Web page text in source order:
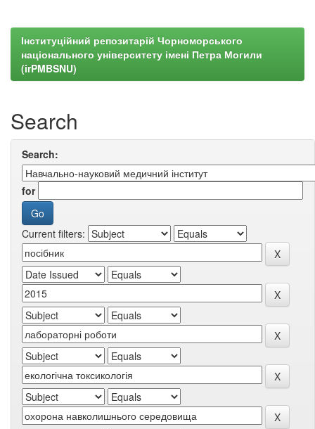
Інституційний репозитарій Чорноморського
національного університету імені Петра Могили
(irPMBSNU)
Search
Search:
for
Current filters: